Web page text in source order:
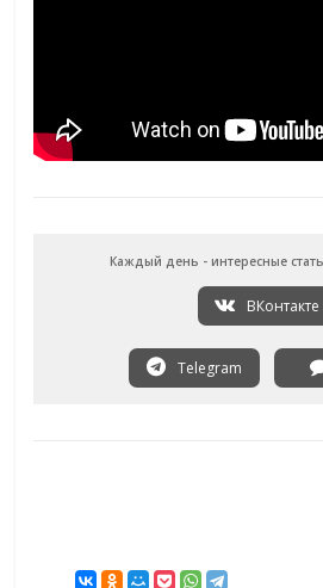
Каждый день - интересные
ВКонтакте
Telegram